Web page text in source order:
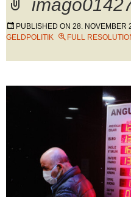
PUBLISHED ON 28. NOVEMBER
GELDPOLITIK
FULL